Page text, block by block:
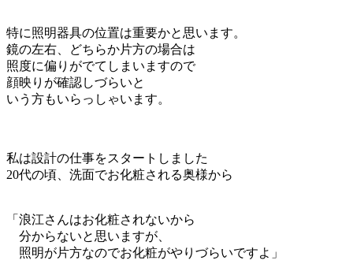
特に照明器具の位置は重要かと思います。
鏡の左右、どちらか片方の場合は
照度に偏りがでてしまいますので
顔映りが確認しづらいと
いう方もいらっしゃいます。
私は設計の仕事をスタートしました
20代の頃、洗面でお化粧される奥様から
「浪江さんはお化粧されないから
分からないと思いますが、
照明が片方なのでお化粧がやりづらいですよ」